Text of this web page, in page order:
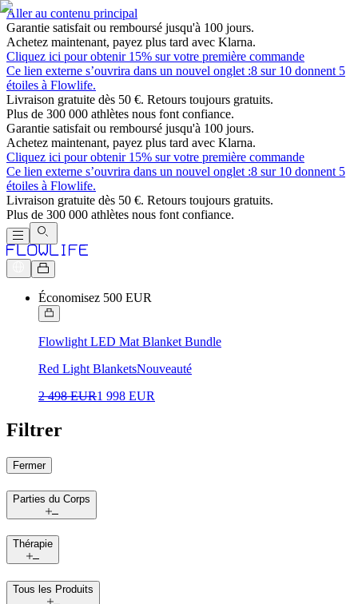
Aller au contenu principal
Garantie satisfait ou remboursé jusqu'à 100 jours.
Achetez maintenant, payez plus tard avec Klarna.
Cliquez ici pour obtenir 15% sur votre première commande
Ce lien externe s’ouvrira dans un nouvel onglet :8 sur 10 donnent 5
étoiles à Flowlife.
Livraison gratuite dès 50 €. Retours toujours gratuits.
Plus de 300 000 athlètes nous font confiance.
Garantie satisfait ou remboursé jusqu'à 100 jours.
Achetez maintenant, payez plus tard avec Klarna.
Cliquez ici pour obtenir 15% sur votre première commande
Ce lien externe s’ouvrira dans un nouvel onglet :8 sur 10 donnent 5
étoiles à Flowlife.
Livraison gratuite dès 50 €. Retours toujours gratuits.
Plus de 300 000 athlètes nous font confiance.
Économisez 500 EUR
Flowlight LED Mat Blanket Bundle
Red Light BlanketsNouveauté
2 498 EUR1 998 EUR
Filtrer
Fermer
Parties du Corps
Thérapie
Tous les Produits